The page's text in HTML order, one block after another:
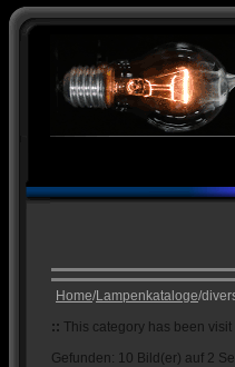
Home/Lampenkataloge/
:: This category has been visit
Gefunden: 10 Bild(er) auf 2